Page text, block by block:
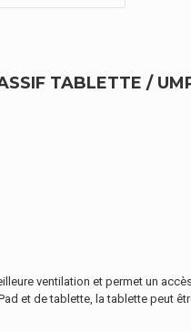
TABLETTE /
ventilation et permet un
et de tablette, la tablette peut